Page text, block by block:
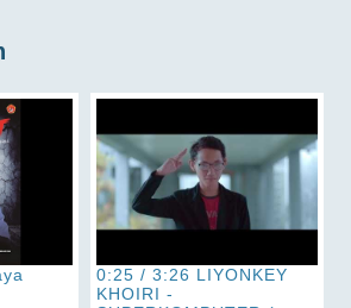
0:25 / 3:26 LIYONKEY
KHOIRI -